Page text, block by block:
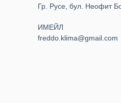
Гр. Русе, бул. Неофит
ИМЕЙЛ
freddo.klima@gmail.com